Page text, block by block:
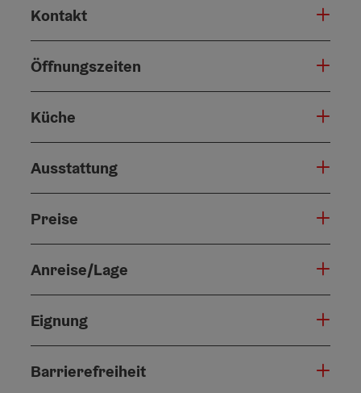
Kontakt
Öffnungszeiten
Küche
Ausstattung
Preise
Anreise/Lage
Eignung
Barrierefreiheit